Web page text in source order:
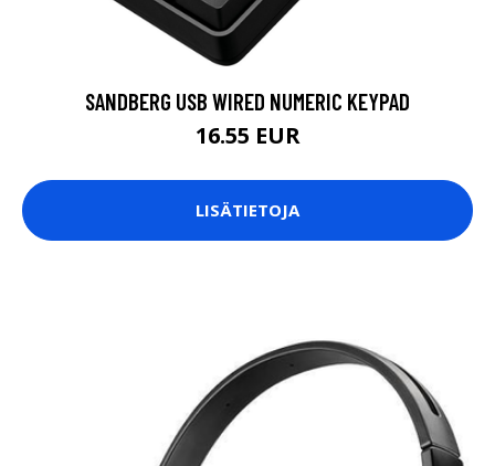
SANDBERG USB WIRED NUMERIC KEYPAD
16.55 EUR
LISÄTIETOJA